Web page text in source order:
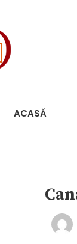
ACASĂ